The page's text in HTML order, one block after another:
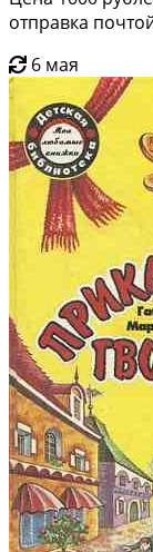
отправка
6 мая